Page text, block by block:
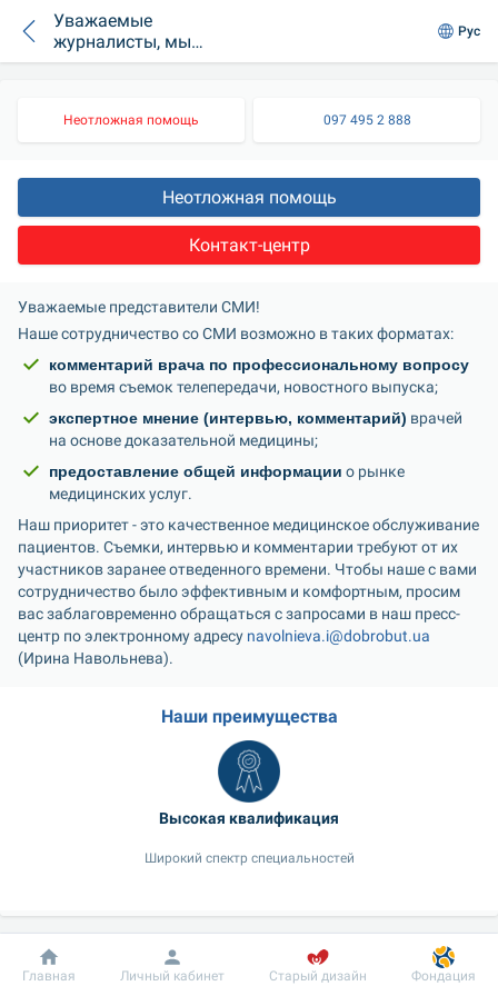
Уважаемые
журналисты, мы
рады
Рус
Неотложная помощь 097 495 2 888
Неотложная помощь
Контакт-центр
Уважаемые представители СМИ!
Наше сотрудничество со СМИ возможно в таких форматах:
комментарий врача по профессиональному вопросу
во время съемок телепередачи, новостного выпуска;
экспертное мнение (интервью, комментарий) врачей
на основе доказательной медицины;
предоставление общей информации о рынке
медицинских услуг.
Наш приоритет - это качественное медицинское обслуживание
пациентов. Съемки, интервью и комментарии требуют от их
участников заранее отведенного времени. Чтобы наше с вами
сотрудничество было эффективным и комфортным, просим
вас заблаговременно обращаться с запросами в наш пресс-
центр по электронному адресу navolnieva.i@dobrobut.ua
(Ирина Навольнева).
Наши преимущества
Высокая квалификация
Широкий спектр специальностей
Наши врачи
Добробут
Информация Пациенту
Главная Личный кабинет Старый дизайн Фондация